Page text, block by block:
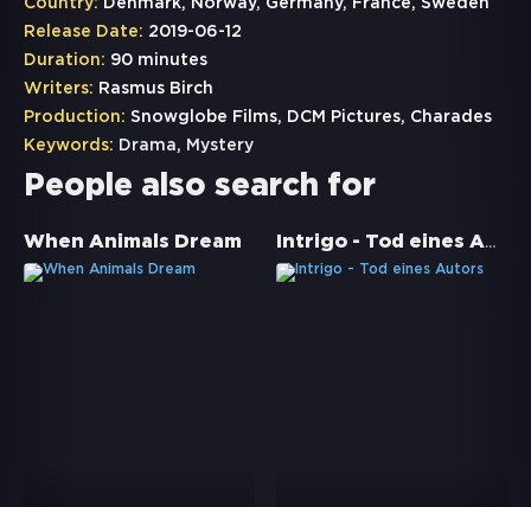
Country: Denmark, Norway, Germany, France, Sweden
Release Date: 2019-06-12
Duration: 90 minutes
Writers: Rasmus Birch
Production: Snowglobe Films, DCM Pictures, Charades
Keywords: Drama, Mystery
People also search for
When Animals Dream Intrigo - Tod eines Autors